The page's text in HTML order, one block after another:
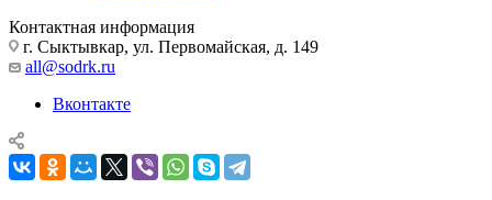
Контактная информация
г. Сыктывкар, ул. Первомайская, д. 149
all@sodrk.ru
Вконтакте